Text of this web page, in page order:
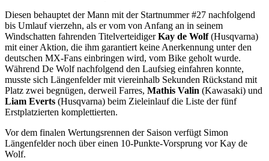
Diesen behauptet der Mann mit der Startnummer #27 nachfolgend
bis Umlauf vierzehn, als er vom von Anfang an in seinem
Windschatten fahrenden TitelverteidigerKay de Wolf(Husqvarna)
mit einer Aktion, die ihm garantiert keine Anerkennung unter den
deutschen MX-Fans einbringen wird, vom Bike geholt wurde.
Während De Wolf nachfolgend den Laufsieg einfahren konnte,
musste sich Längenfelder mit viereinhalb Sekunden Rückstand mit
Platz zwei begnügen, derweil Farres, Mathis Valin (Kawasaki) und
Liam Everts (Husqvarna) beim Zieleinlauf die Liste der fünf
Erstplatzierten komplettierten.
Vor dem finalen Wertungsrennen der Saison verfügt Simon
Längenfelder noch über einen 10-Punkte-Vorsprung vor Kay de
Wolf.